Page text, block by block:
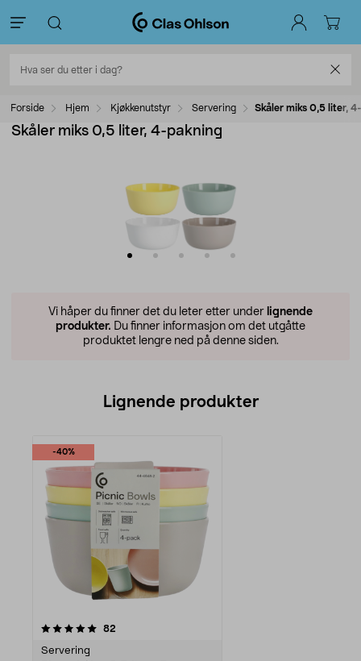
Forside Hjem Kjøkkenutstyr Servering Skåler miks 0,5 liter,
Skåler miks 0,5 liter, 4-pakning
Vi håper du finner det du leter etter under lignende
produkter. Du finner informasjon om det utgåtte
produktet lengre ned på denne siden.
Lignende produkter
-40%
82
Servering